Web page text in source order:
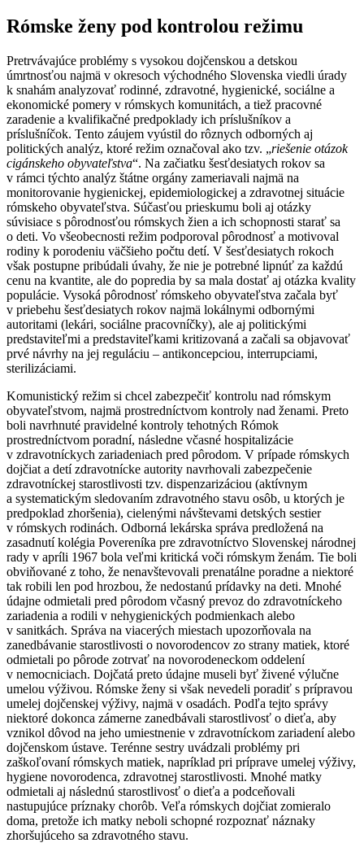
Rómske ženy pod kontrolou režimu
Pretrvávajúce problémy s vysokou dojčenskou a detskou
úmrtnosťou najmä v okresoch východného Slovenska viedli úrady
k snahám analyzovať rodinné, zdravotné, hygienické, sociálne a
ekonomické pomery v rómskych komunitách, a tiež pracovné
zaradenie a kvalifikačné predpoklady ich príslušníkov a
príslušníčok. Tento záujem vyústil do rôznych odborných aj
politických analýz, ktoré režim označoval ako tzv. „riešenie otázok
cigánskeho obyvateľstva“. Na začiatku šesťdesiatych rokov sa
v rámci týchto analýz štátne orgány zameriavali najmä na
monitorovanie hygienickej, epidemiologickej a zdravotnej situácie
rómskeho obyvateľstva. Súčasťou prieskumu boli aj otázky
súvisiace s pôrodnosťou rómskych žien a ich schopnosti starať sa
o deti. Vo všeobecnosti režim podporoval pôrodnosť a motivoval
rodiny k porodeniu väčšieho počtu detí. V šesťdesiatych rokoch
však postupne pribúdali úvahy, že nie je potrebné lipnúť za každú
cenu na kvantite, ale do popredia by sa mala dostať aj otázka kvality
populácie. Vysoká pôrodnosť rómskeho obyvateľstva začala byť
v priebehu šesťdesiatych rokov najmä lokálnymi odbornými
autoritami (lekári, sociálne pracovníčky), ale aj politickými
predstaviteľmi a predstaviteľkami kritizovaná a začali sa objavovať
prvé návrhy na jej reguláciu – antikoncepciou, interrupciami,
sterilizáciami.
Komunistický režim si chcel zabezpečiť kontrolu nad rómskym
obyvateľstvom, najmä prostredníctvom kontroly nad ženami. Preto
boli navrhnuté pravidelné kontroly tehotných Rómok
prostredníctvom poradní, následne včasné hospitalizácie
v zdravotníckych zariadeniach pred pôrodom. V prípade rómskych
dojčiat a detí zdravotnícke autority navrhovali zabezpečenie
zdravotníckej starostlivosti tzv. dispenzarizáciou (aktívnym
a systematickým sledovaním zdravotného stavu osôb, u ktorých je
predpoklad zhoršenia), cielenými návštevami detských sestier
v rómskych rodinách. Odborná lekárska správa predložená na
zasadnutí kolégia Povereníka pre zdravotníctvo Slovenskej národnej
rady v apríli 1967 bola veľmi kritická voči rómskym ženám. Tie boli
obviňované z toho, že nenavštevovali prenatálne poradne a niektoré
tak robili len pod hrozbou, že nedostanú prídavky na deti. Mnohé
údajne odmietali pred pôrodom včasný prevoz do zdravotníckeho
zariadenia a rodili v nehygienických podmienkach alebo
v sanitkách. Správa na viacerých miestach upozorňovala na
zanedbávanie starostlivosti o novorodencov zo strany matiek, ktoré
odmietali po pôrode zotrvať na novorodeneckom oddelení
v nemocniciach. Dojčatá preto údajne museli byť živené výlučne
umelou výživou. Rómske ženy si však nevedeli poradiť s prípravou
umelej dojčenskej výživy, najmä v osadách. Podľa tejto správy
niektoré dokonca zámerne zanedbávali starostlivosť o dieťa, aby
vznikol dôvod na jeho umiestnenie v zdravotníckom zariadení alebo
dojčenskom ústave. Terénne sestry uvádzali problémy pri
zaškoľovaní rómskych matiek, napríklad pri príprave umelej výživy,
hygiene novorodenca, zdravotnej starostlivosti. Mnohé matky
odmietali aj následnú starostlivosť o dieťa a podceňovali
nastupujúce príznaky chorôb. Veľa rómskych dojčiat zomieralo
doma, pretože ich matky neboli schopné rozpoznať náznaky
zhoršujúceho sa zdravotného stavu.